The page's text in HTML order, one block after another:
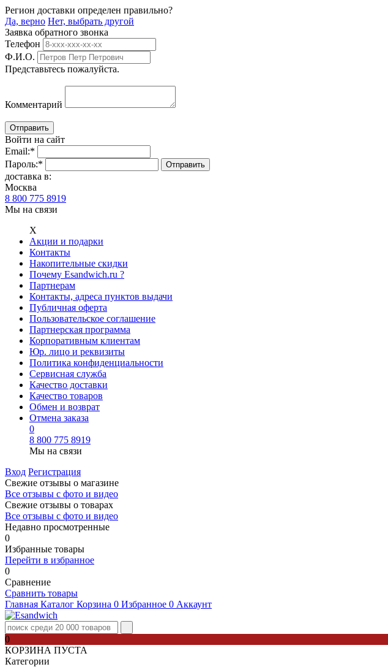
Регион доставки определен правильно?
Да, верно Нет, выбрать другой
Заявка обратного звонка
Телефон
Ф.И.О.
Представьтесь пожалуйста.
Комментарий
Войти на сайт
Email:*
Пароль:*
доставка в:
Москва
8 800 775 8919
Мы на связи
Х
Акции и подарки
Контакты
Накопительные скидки
Почему Esandwich.ru ?
Партнерам
Контакты, адреса пунктов выдачи
Публичная оферта
Пользовательское соглашение
Партнерская программа
Корпоративным клиентам
Юр. лицо и реквизиты
Политика конфиденциальности
Сервисная служба
Качество доставки
Качество товаров
Обмен и возврат
Отмена заказа
0
8 800 775 8919
Мы на связи
Вход Регистрация
Свежие отзывы о магазине
Все отзывы с фото и видео
Свежие отзывы о товарах
Все отзывы c фото и видео
Недавно просмотренные
0
Избранные товары
Перейти в избранное
0
Сравнение
Сравнить товары
Главная Каталог Корзина 0 Избранное 0 Аккаунт
0
КОРЗИНА ПУСТА
Категории